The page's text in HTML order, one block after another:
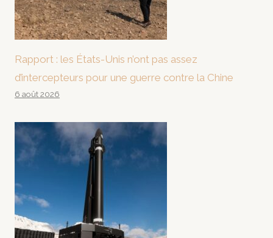
Rapport : les États-Unis n’ont pas assez
d’intercepteurs pour une guerre contre la Chine
6 août 2026